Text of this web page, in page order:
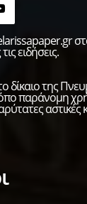
ειδήσεις.
δίκαιο της
παράνομη
αστικές